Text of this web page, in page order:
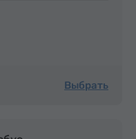
Выбрать